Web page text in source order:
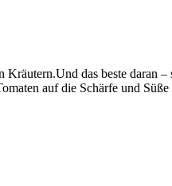
das beste daran –
auf die Schärfe und